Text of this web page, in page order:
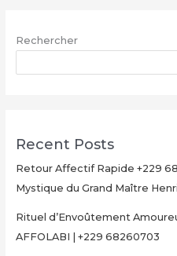
:
68
Rechercher
Recent Posts
Retour Affectif Rapide +229
Mystique du Grand Maître
Rituel d’Envoûtement
AFFOLABI | +229 68260703